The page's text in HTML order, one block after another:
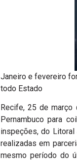
Janeiro e fevereiro
todo Estado
Recife, 25 de
Pernambuco para
inspeções, do
realizadas em
mesmo período do